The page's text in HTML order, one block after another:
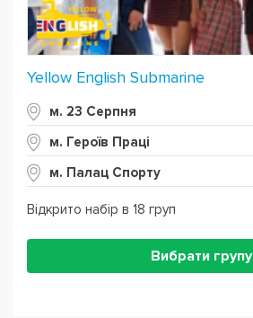
Yellow English Submarine
м. 23 Серпня
м. Героїв Праці
м. Палац Спорту
Відкрито набір в 18 груп
Вибрати групу